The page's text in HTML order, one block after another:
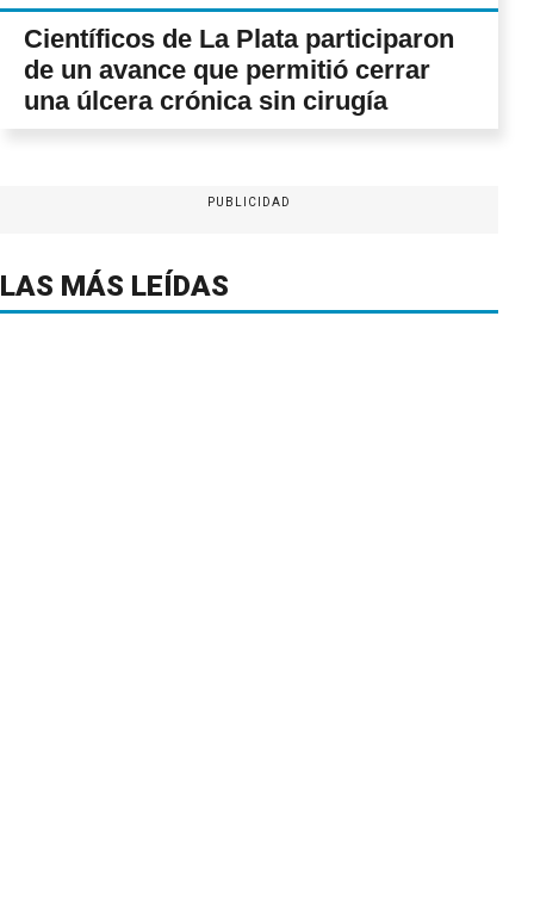
Científicos de La Plata participaron
de un avance que permitió cerrar
una úlcera crónica sin cirugía
PUBLICIDAD
LAS MÁS LEÍDAS